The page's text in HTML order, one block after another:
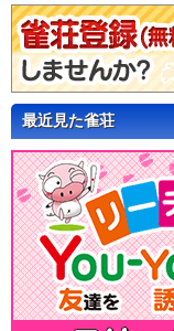
最近見た雀荘